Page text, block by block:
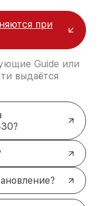
при
Guide или
выдаётся